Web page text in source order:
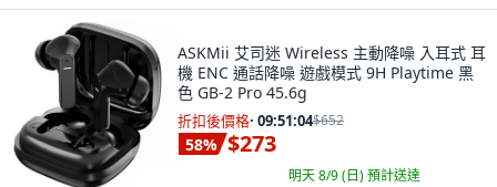
ASKMii 艾司迷 Wireless 主動降噪 入耳式 耳
機 ENC 通話降噪 遊戲模式 9H Playtime 黑
色 GB-2 Pro 45.6g
折扣後價格· 09:51:03$652
58% $273
明天 8/9 (日)預計送達